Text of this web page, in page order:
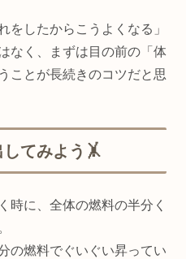
をしたからこうよくなる」
なく、まずは目の前の「体
ことが長続きのコツだと思
てみよう🤸
時に、全体の燃料の半分く
の燃料でぐいぐい昇ってい